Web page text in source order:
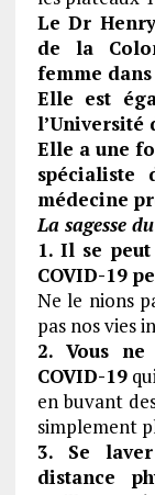
Le Dr
de la
femme
Elle est
l’Université
Elle a une
médecine
La sagesse
1. Il se
COVID-19
Ne le nions
pas nos vies
2. Vous
COVID-19
en buvant
simplement
3. Se
distance